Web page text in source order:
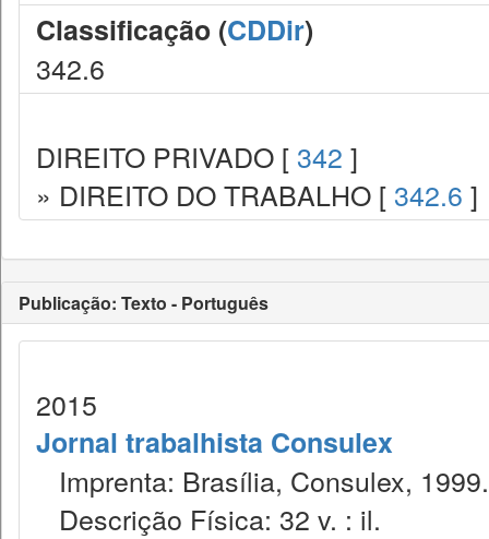
Classificação (CDDir)
342.6
DIREITO PRIVADO [ 342 ]
» DIREITO DO TRABALHO [ 342.6 ]
Publicação: Texto - Português
2015
Jornal trabalhista Consulex
Imprenta: Brasília, Consulex, 1999.
Descrição Física: 32 v. : il.